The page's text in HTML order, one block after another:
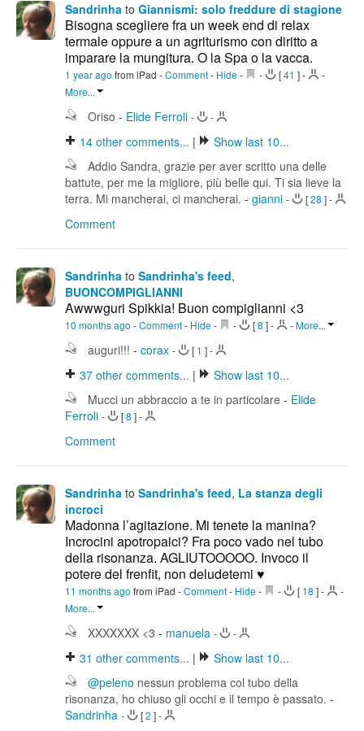
Sandrinha to Giannismi: solo freddure di stagione
Bisogna scegliere fra un week end di relax
termale oppure a un agriturismo con diritto a
imparare la mungitura. O la Spa o la vacca.
1 year ago from iPad -Comment- Hide - - [41 ]-
-
More...
Oriso - Elide Ferroli - -
14 other comments... |
Show last 10...
Addio Sandra, grazie per aver scritto una delle
battute, per me la migliore, più belle qui. Ti sia lieve la
terra. Mi mancherai, ci mancherai. - gianni - [28 ]-
Comment
Sandrinha to Sandrinha's feed,
BUONCOMPIGLIANNI
Awwwguri Spikkia! Buon compiglianni <3
10 months ago -Comment- Hide - - [8 ]- -More...
auguri!!! - corax - [ 1 ]-
37 other comments... |
Show last 10...
Mucci un abbraccio a te in particolare - Elide
Ferroli - [8 ]-
Comment
Sandrinha to Sandrinha's feed, La stanza degli
incroci
Madonna l’agitazione. Mi tenete la manina?
Incrocini apotropaici? Fra poco vado nel tubo
della risonanza. AGLIUTOOOOO. Invoco il
potere del frenfit, non deludetemi ♥️
11 months ago from iPad -Comment- Hide - - [ 18 ]-
-
More...
XXXXXXX <3 - manuela - -
31 other comments... |
Show last 10...
@peleno nessun problema col tubo della
risonanza, ho chiuso gli occhi e il tempo è passato. -
Sandrinha - [2 ]-